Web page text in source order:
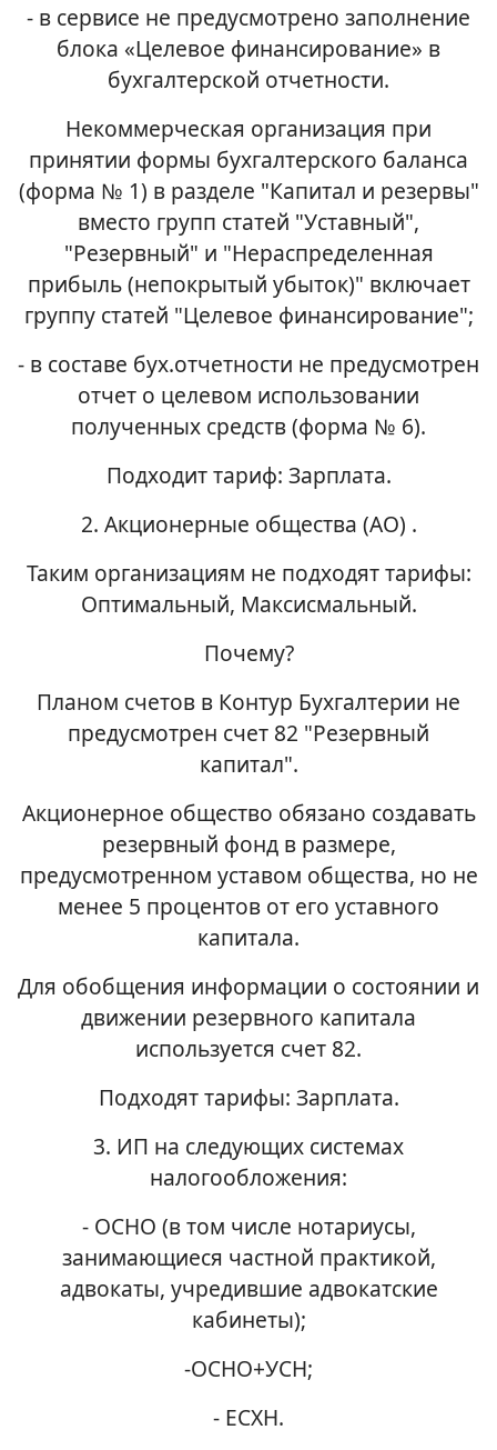
- в сервисе не предусмотрено заполнение
блока «Целевое финансирование» в
бухгалтерской отчетности.
Некоммерческая организация при
принятии формы бухгалтерского баланса
(форма № 1) в разделе "Капитал и резервы"
вместо групп статей "Уставный",
"Резервный" и "Нераспределенная
прибыль (непокрытый убыток)" включает
группу статей "Целевое финансирование";
- в составе бух.отчетности не предусмотрен
отчет о целевом использовании
полученных средств (форма № 6).
Подходит тариф: Зарплата.
2. Акционерные общества (АО) .
Таким организациям не подходят тарифы:
Оптимальный, Максисмальный.
Почему?
Планом счетов в Контур Бухгалтерии не
предусмотрен счет 82 "Резервный
капитал".
Акционерное общество обязано создавать
резервный фонд в размере,
предусмотренном уставом общества, но не
менее 5 процентов от его уставного
капитала.
Для обобщения информации о состоянии и
движении резервного капитала
используется счет 82.
Подходят тарифы: Зарплата.
3. ИП на следующих системах
налогообложения:
- ОСНО (в том числе нотариусы,
занимающиеся частной практикой,
адвокаты, учредившие адвокатские
кабинеты);
-ОСНО+УСН;
- ЕСХН.